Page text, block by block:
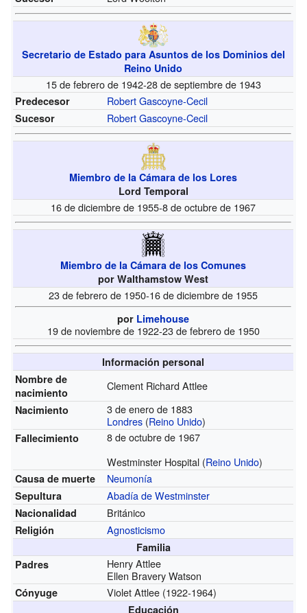
Secretario de Estado para Asuntos de los Dominios del
Reino Unido
15 de febrero de 1942-28 de septiembre de 1943
Predecesor Robert Gascoyne-Cecil
Sucesor Robert Gascoyne-Cecil
Miembro de la Cámara de los Lores
Lord Temporal
16 de diciembre de 1955-8 de octubre de 1967
Miembro de la Cámara de los Comunes
por Walthamstow West
23 de febrero de 1950-16 de diciembre de 1955
por Limehouse
19 de noviembre de 1922-23 de febrero de 1950
Información personal
Nombre de
nacimiento
Clement Richard Attlee
Nacimiento
3 de enero de 1883
Londres (Reino Unido)
Fallecimiento
8 de octubre de 1967
Westminster Hospital (Reino Unido)
Causa de muerte Neumonía
Sepultura Abadía de Westminster
Nacionalidad Británico
Religión Agnosticismo
Familia
Padres
Henry Attlee
Ellen Bravery Watson
Cónyuge Violet Attlee (1922-1964)
Educación